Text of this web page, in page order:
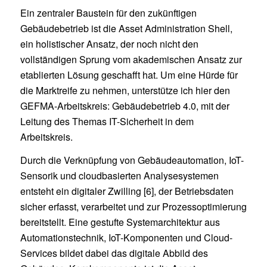
Ein zentraler Baustein für den zukünftigen
Gebäudebetrieb ist die Asset Administration Shell,
ein holistischer Ansatz, der noch nicht den
vollständigen Sprung vom akademischen Ansatz zur
etablierten Lösung geschafft hat. Um eine Hürde für
die Marktreife zu nehmen, unterstütze ich hier den
GEFMA-Arbeitskreis: Gebäudebetrieb 4.0, mit der
Leitung des Themas IT-Sicherheit in dem
Arbeitskreis.
Durch die Verknüpfung von Gebäudeautomation, IoT-
Sensorik und cloudbasierten Analysesystemen
entsteht ein digitaler Zwilling [6], der Betriebsdaten
sicher erfasst, verarbeitet und zur Prozessoptimierung
bereitstellt. Eine gestufte Systemarchitektur aus
Automationstechnik, IoT-Komponenten und Cloud-
Services bildet dabei das digitale Abbild des